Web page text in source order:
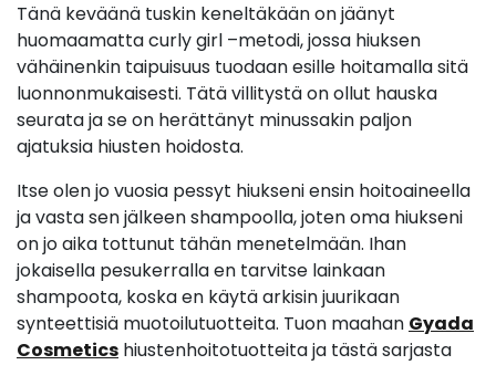
Tänä keväänä tuskin keneltäkään on jäänyt
huomaamatta curly girl –metodi, jossa hiuksen
vähäinenkin taipuisuus tuodaan esille hoitamalla sitä
luonnonmukaisesti. Tätä villitystä on ollut hauska
seurata ja se on herättänyt minussakin paljon
ajatuksia hiusten hoidosta.
Itse olen jo vuosia pessyt hiukseni ensin hoitoaineella
ja vasta sen jälkeen shampoolla, joten oma hiukseni
on jo aika tottunut tähän menetelmään. Ihan
jokaisella pesukerralla en tarvitse lainkaan
shampoota, koska en käytä arkisin juurikaan
synteettisiä muotoilutuotteita. Tuon maahan Gyada
Cosmetics hiustenhoitotuotteita ja tästä sarjasta